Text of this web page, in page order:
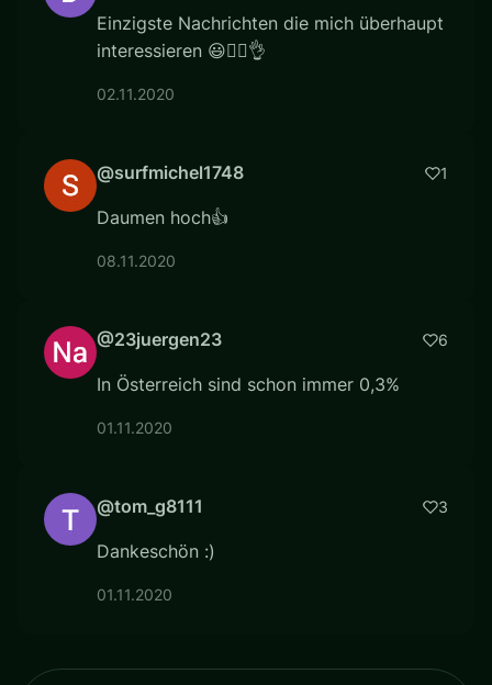
Einzigste Nachrichten die mich überhaupt
interessieren 😃👍🏽👌
02.11.2020
@surfmichel1748 1
Daumen hoch👍
08.11.2020
@23juergen23 6
In Österreich sind schon immer 0,3%
01.11.2020
@tom_g8111 3
Dankeschön :)
01.11.2020